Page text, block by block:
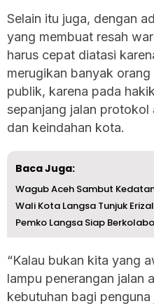
Selain itu juga, dengan
yang membuat resah
harus cepat diatasi
merugikan banyak
publik, karena pada
sepanjang jalan protokol
dan keindahan kota.
Baca Juga:
Wali Kota Langsa Tunjuk
“Kalau bukan kita yang
lampu penerangan jalan
kebutuhan bagi